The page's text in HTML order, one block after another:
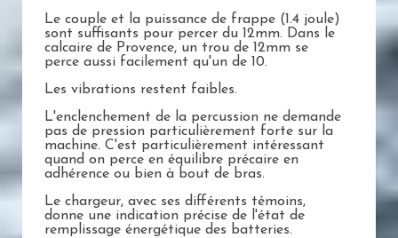
Le couple et la puissance de frappe (1.4 joule)
sont suffisants pour percer du 12mm. Dans le
calcaire de Provence, un trou de 12mm se
perce aussi facilement qu'un de 10.
Les vibrations restent faibles.
L'enclenchement de la percussion ne demande
pas de pression particulièrement forte sur la
machine. C'est particulièrement intéressant
quand on perce en équilibre précaire en
adhérence ou bien à bout de bras.
Le chargeur, avec ses différents témoins,
donne une indication précise de l'état de
remplissage énergétique des batteries.